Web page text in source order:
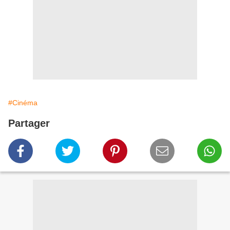
#Cinéma
Partager